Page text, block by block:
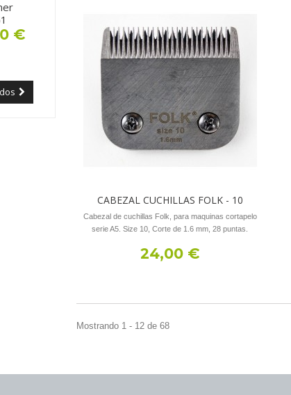
€
CABEZAL CUCHILLAS FOLK - 10
Cabezal de cuchillas Folk, para maquinas cortapelo
serie A5. Size 10, Corte de 1.6 mm, 28 puntas.
24,00 €
Mostrando 1 - 12 de 68